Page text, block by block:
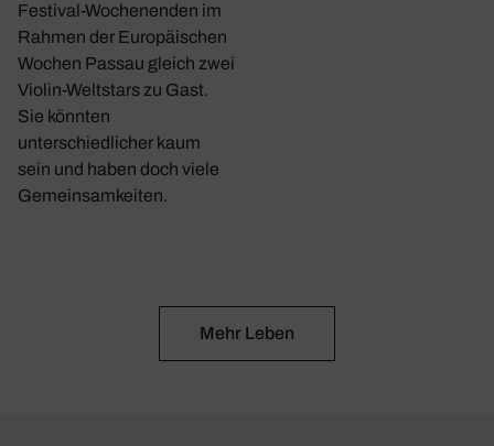
Festival-Wochenenden im
Rahmen der Europäischen
Wochen Passau gleich zwei
Violin-Weltstars zu Gast.
Sie könnten
unterschiedlicher kaum
sein und haben doch viele
Gemeinsamkeiten.
Mehr Leben